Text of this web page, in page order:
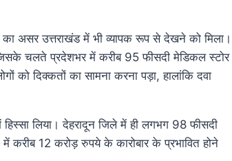
का असर उत्तराखंड में भी व्यापक रूप से देखने को मिला।
चलते प्रदेशभर में करीब 95 फीसदी मेडिकल स्टोर
को दिक्कतों का सामना करना पड़ा, हालांकि दवा
लिया। देहरादून जिले में ही लगभग 98 फीसदी
करीब 12 करोड़ रुपये के कारोबार के प्रभावित होने